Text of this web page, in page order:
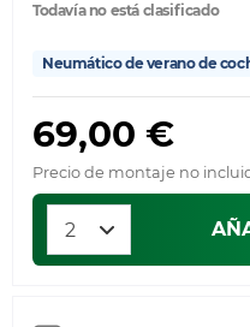
Todavía no está clasificado
Neumático de verano de
69,00 €
Precio de montaje no